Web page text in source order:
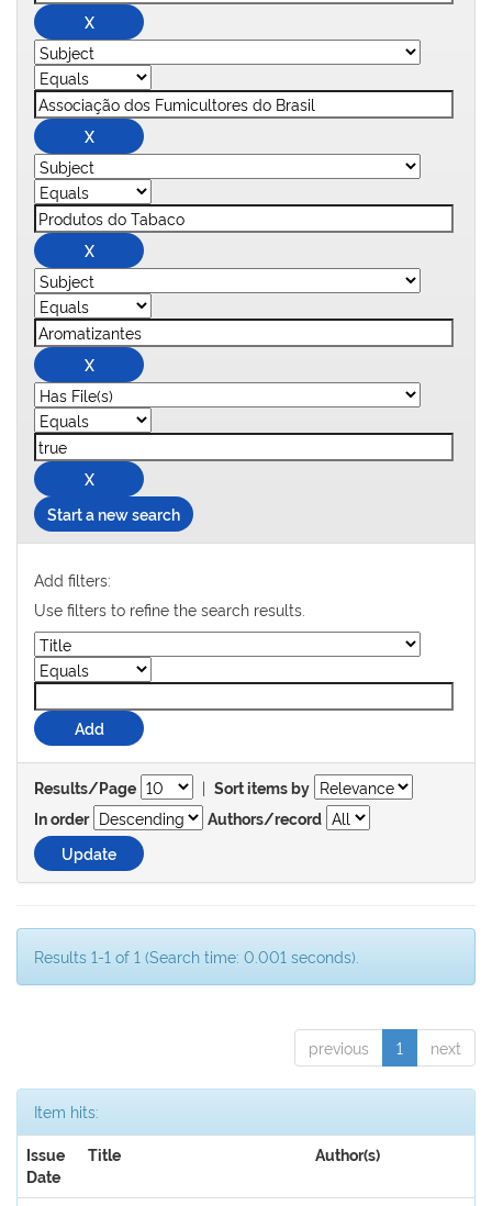
Start a new search
Add filters:
Use filters to refine the search results.
Results/Page | Sort items by
In order
Authors/record
Results 1-1 of 1 (Search time: 0.001 seconds).
previous 1 next
Item hits:
Issue
Date
Title Author(s)